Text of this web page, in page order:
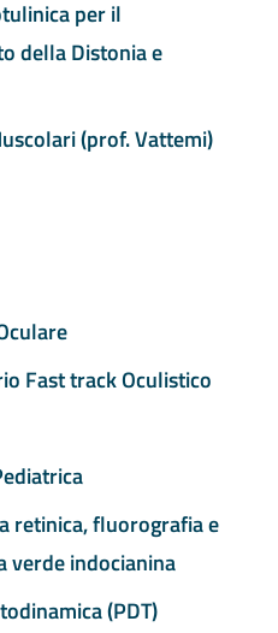
per il
della Distonia e
(prof. Vattemi)
Fast track Oculistico
retinica, fluorografia e
verde indocianina
(PDT)